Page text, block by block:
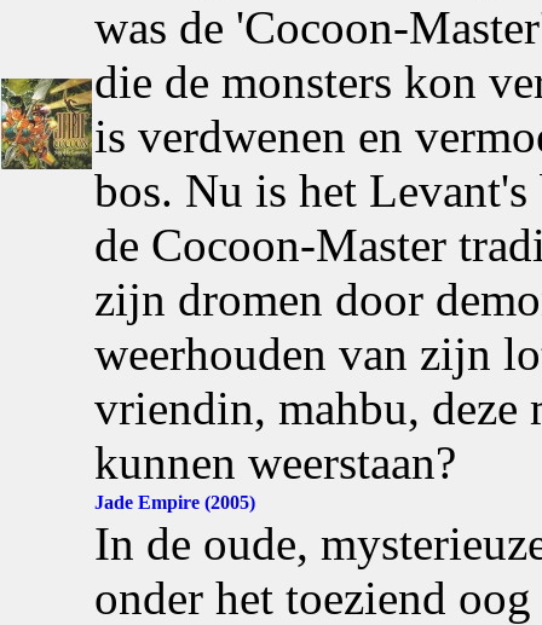
was de 'Cocoon-
die de monsters kon
is verdwenen en
bos. Nu is het
de Cocoon-Master
zijn dromen door
weerhouden van zijn
vriendin, mahbu, deze
kunnen weerstaan?
Jade Empire (2005)
In de oude,
onder het toeziend